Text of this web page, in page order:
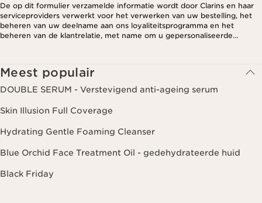
De op dit formulier verzamelde informatie wordt door Clarins en haar
serviceproviders verwerkt voor het verwerken van uw bestelling, het
beheren van uw deelname aan ons loyaliteitsprogramma en het
beheren van de klantrelatie, met name om u gepersonaliseerde
Meest populair
DOUBLE SERUM - Verstevigend anti-ageing serum
Skin Illusion Full Coverage
Hydrating Gentle Foaming Cleanser
Blue Orchid Face Treatment Oil - gedehydrateerde huid
Black Friday